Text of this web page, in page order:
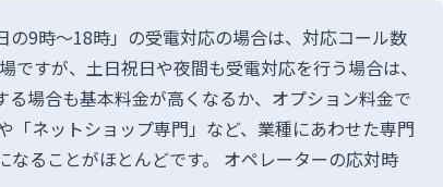
9時～18時」の受電対応の場合は、対応コール数
すが、土日祝日や夜間も受電対応を行う場合は、
場合も基本料金が高くなるか、オプション料金で
「ネットショップ専門」など、業種にあわせた専門
ることがほとんどです。 オペレーターの応対時